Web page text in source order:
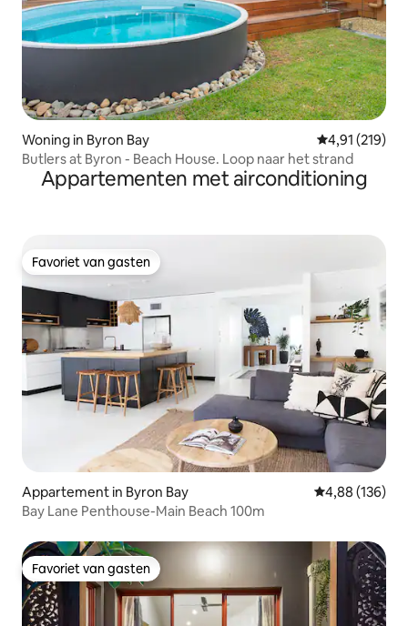
Woning in Byron Bay Gemiddelde
4,91 (219)
Butlers at Byron - Beach House. Loop naar het strand
Appartementen met airconditioning
Favoriet van gasten
Favoriet van gasten
Appartement in Byron Bay Gemiddelde
4,88 (136)
Bay Lane Penthouse-Main Beach 100m
Favoriet van gasten
Favoriet van gasten